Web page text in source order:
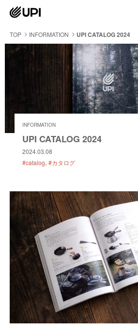
TOP INFORMATION UPI CATALOG 2024
INFORMATION
UPI CATALOG 2024
2024.03.08
#catalog #カタログ